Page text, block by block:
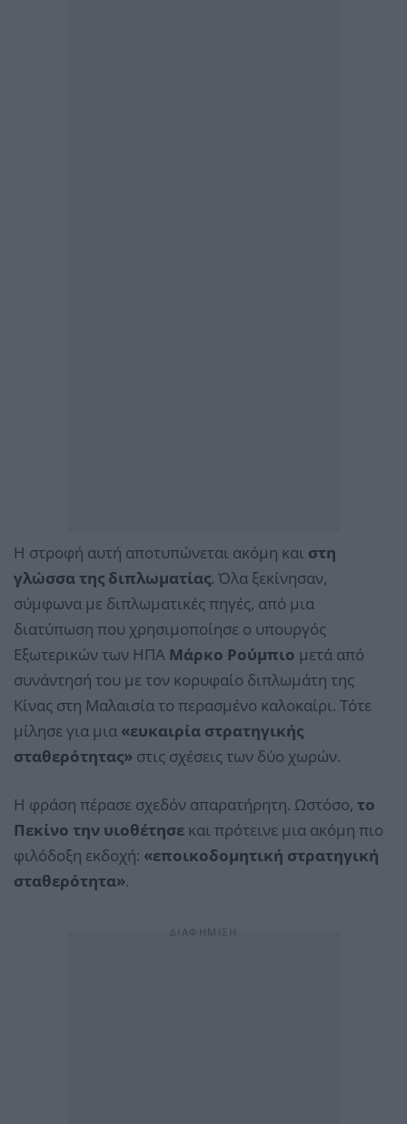
Η στροφή αυτή αποτυπώνεται ακόμη και στη
γλώσσα της διπλωματίας. Όλα ξεκίνησαν,
σύμφωνα με διπλωματικές πηγές, από μια
διατύπωση που χρησιμοποίησε ο υπουργός
Εξωτερικών των ΗΠΑ Μάρκο Ρούμπιο μετά από
συνάντησή του με τον κορυφαίο διπλωμάτη της
Κίνας στη Μαλαισία το περασμένο καλοκαίρι. Τότε
μίλησε για μια «ευκαιρία στρατηγικής
σταθερότητας» στις σχέσεις των δύο χωρών.
Η φράση πέρασε σχεδόν απαρατήρητη. Ωστόσο, το
Πεκίνο την υιοθέτησε και πρότεινε μια ακόμη πιο
φιλόδοξη εκδοχή: «εποικοδομητική στρατηγική
σταθερότητα».